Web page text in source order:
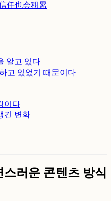
任也会积累
알고 있다
고 있었기 때문이다
이다
긴 변화
러운 콘텐츠 방식